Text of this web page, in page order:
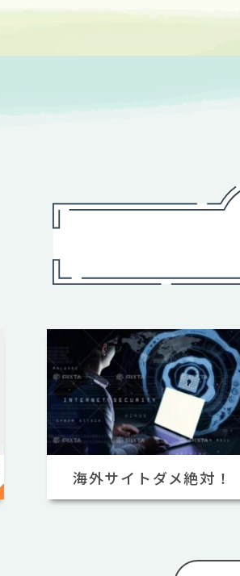
海外サイトダメ絶対！